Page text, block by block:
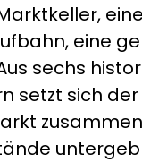
eine
eine
sechs
setzt sich der